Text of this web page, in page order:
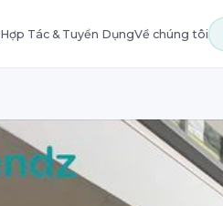
Hợp Tác & Tuyển DụngVề chúng tôi